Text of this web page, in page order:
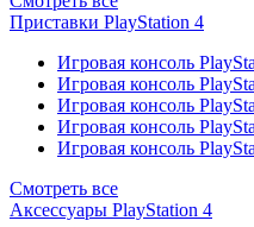
Приставки PlayStation 4
Игровая консоль
Игровая консоль
Игровая консоль
Игровая консоль
Игровая консоль
Смотреть все
Аксессуары PlayStation 4